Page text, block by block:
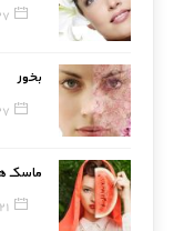
27
بخور
27
ماسک
21 آگوست, 2017